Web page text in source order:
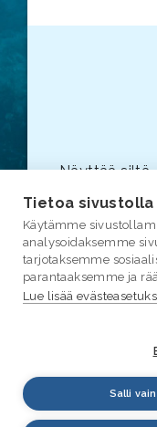
Näyttää
tutustut
sivustoon
Tietoa
Käytämme
analysoidaksemme
tarjotaksemme
parantaaksemme ja
Lue lisää
Salli